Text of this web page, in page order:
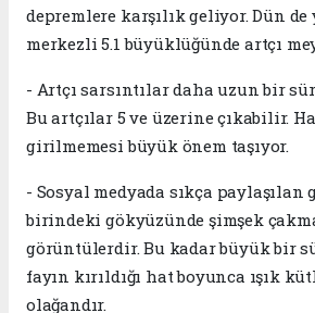
depremlere karşılık geliyor. Dün
merkezli 5.1 büyüklüğünde artçı
- Artçı sarsıntılar daha uzun bir
Bu artçılar 5 ve üzerine çıkabilir.
girilmemesi büyük önem taşıyor.
- Sosyal medyada sıkça
birindeki gökyüzünde şimşek
görüntülerdir. Bu kadar büyük bir
fayın kırıldığı hat boyunca ışık
olağandır.